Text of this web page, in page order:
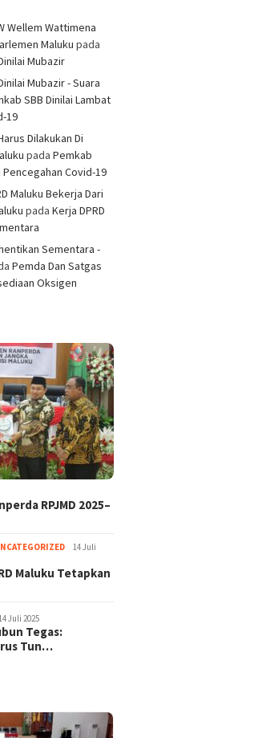
Wellem Wattimena
Maluku pada
Mubazir
Mubazir - Suara
SBB Dinilai Lambat
19
Dilakukan Di
padaPemkab
Pencegahan Covid-19
Maluku Bekerja Dari
padaKerja DPRD
Sementara -
Pemda Dan Satgas
Oksigen
RPJMD 2025–
14 Juli
Maluku Tetapkan
14 Juli 2025
Tegas:
Tun…